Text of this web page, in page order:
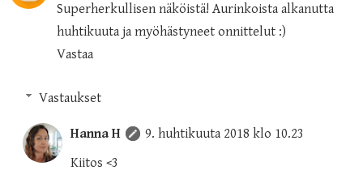
Superherkullisen näköistä! Aurinkoista alkanutta
huhtikuuta ja myöhästyneet onnittelut :)
Vastaa
Vastaukset
Hanna H
9. huhtikuuta 2018 klo 10.23
Kiitos <3